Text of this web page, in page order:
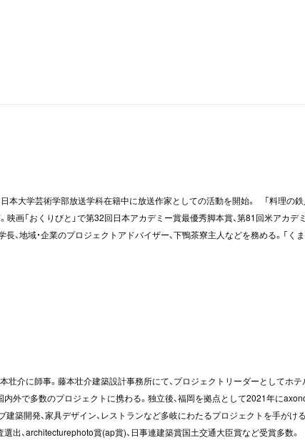
本大学芸術学部放送学科在籍中に放送作家としての活動を開始。 「料理の鉄
映画「おくりびと」で第32回日本アカデミー賞最優秀脚本賞、第81回米アカデ
、地域・企業のプロジェクトアドバイザー、下鴨茶寮主人などを務める。「く
壮介に師事。藤本壮介建築設計事務所にて、プロジェクトリーダーとしてホテ
内外で多数のプロジェクトに携わる。独立後、福岡を拠点として2021年に
建築開発、家具デザイン、レストランなど多岐にわたるプロジェクトを手がけ
出、architecturephoto賞(ap賞)、日事連建築賞国土交通大臣賞など受賞多数。